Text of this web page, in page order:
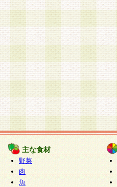
主な食材
野菜
肉
魚